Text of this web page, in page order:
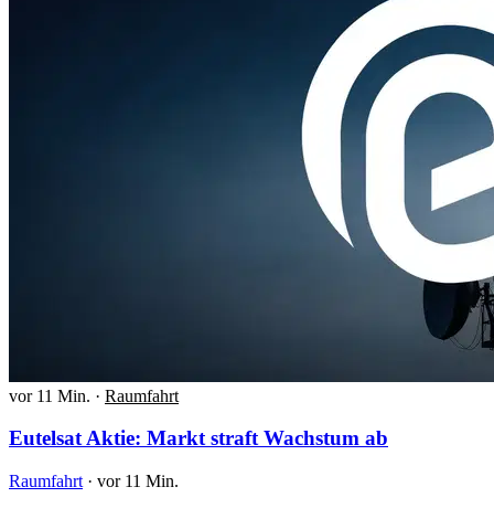
vor 11 Min. · Raumfahrt
Eutelsat Aktie: Markt straft Wachstum ab
Raumfahrt · vor 11 Min.